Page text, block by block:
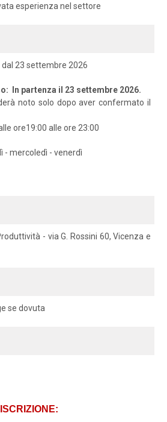
esperienza nel settore
23 settembre 2026
In partenza il 23 settembre 2026.
noto solo dopo aver confermato il
ore19:00 alle ore 23:00
- mercoledì - venerdì
- via G. Rossini 60, Vicenza e
se dovuta